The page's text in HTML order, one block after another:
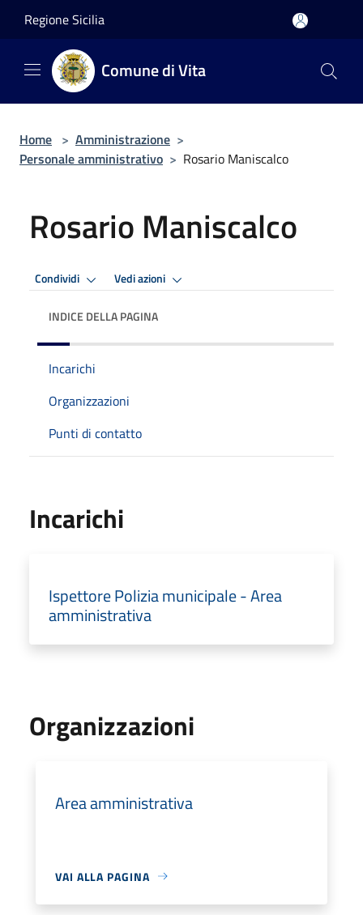
Regione Sicilia
Comune di Vita
Home > Amministrazione >
Personale amministrativo > Rosario Maniscalco
Rosario Maniscalco
Condividi Vedi azioni
INDICE DELLA PAGINA
Incarichi
Organizzazioni
Punti di contatto
Incarichi
Ispettore Polizia municipale - Area
amministrativa
Organizzazioni
Area amministrativa
VAI ALLA PAGINA